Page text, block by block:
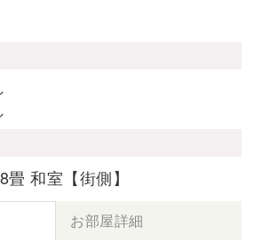
和室【街側】
お部屋詳細